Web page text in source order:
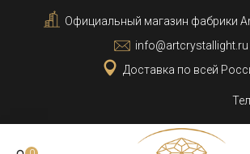
Официальный магазин фабрики
info@artcrystallight.ru
Доставка по всей